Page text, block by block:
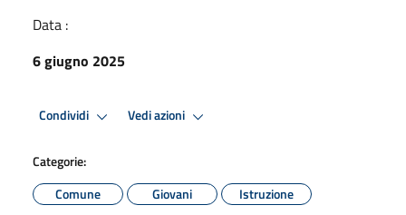
Data :
6 giugno 2025
Condividi Vedi azioni
Categorie:
Comune
Giovani Istruzione